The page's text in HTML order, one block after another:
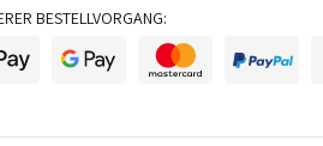
BESTELLVORGANG: